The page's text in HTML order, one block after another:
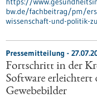
bw.de/fachbeitrag/pm/
wissenschaft-und-politik-
Pressemitteilung -
Fortschritt in der
Software erleichtert
Gewebebilder